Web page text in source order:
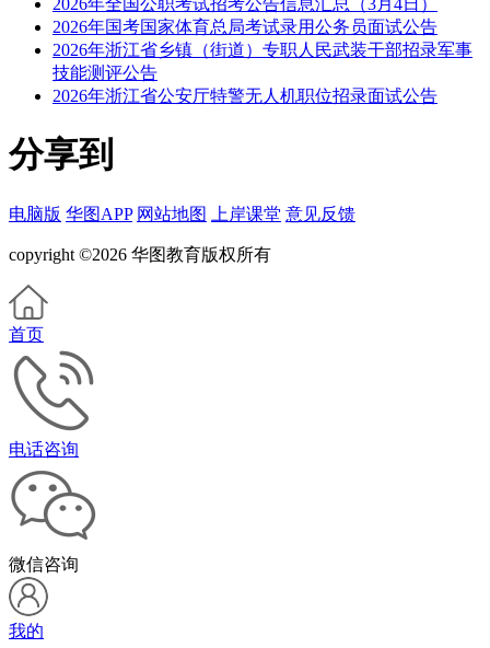
2026年国考国家体育总局考试录用公务员面试公告
2026年浙江省乡镇（街道）专职人民武装干部招录军事
技能测评公告
2026年浙江省公安厅特警无人机职位招录面试公告
分享到
电脑版 华图APP 网站地图 上岸课堂 意见反馈
copyright ©2026 华图教育版权所有
首页
电话咨询
微信咨询
我的